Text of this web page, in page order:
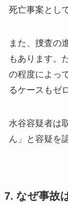
死亡事案とし
また、捜査の
もあります。
の程度によっ
るケースもゼ
水谷容疑者は
ん」と容疑を
7. なぜ事故